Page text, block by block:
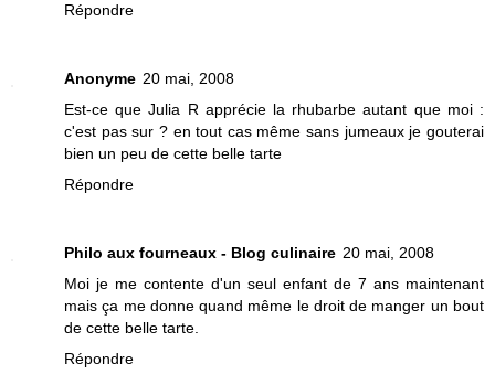
Répondre
Anonyme 20 mai, 2008
Est-ce que Julia R apprécie la rhubarbe autant que moi :
c'est pas sur ? en tout cas même sans jumeaux je gouterai
bien un peu de cette belle tarte
Répondre
Philo aux fourneaux - Blog culinaire 20 mai, 2008
Moi je me contente d'un seul enfant de 7 ans maintenant
mais ça me donne quand même le droit de manger un bout
de cette belle tarte.
Répondre